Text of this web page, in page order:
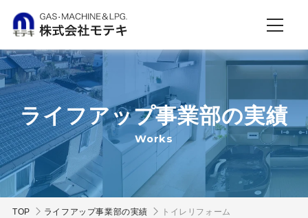
ライフアップ事業部の実績
Works
TOP ライフアップ事業部の実績 トイレリフォーム